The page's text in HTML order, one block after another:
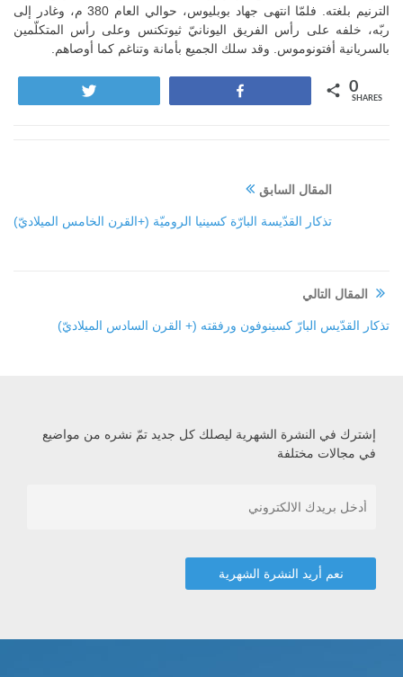
الترنيم بلغته. فلمّا انتهى جهاد بوبليوس، حوالي العام 380 م، وغادر إلى
ربّه، خلفه على رأس الفريق اليونانيّ ثيوتكنس وعلى رأس المتكلّمين
بالسريانية أفتونوموس. وقد سلك الجميع بأمانة وتناغم كما أوصاهم.
0
SHARES
المقال السابق
تذكار القدّيسة البارّة كسينيا الروميّة (+القرن الخامس الميلاديّ)
المقال التالي
تذكار القدّيس البارّ كسينوفون ورفقته (+ القرن السادس الميلاديّ)
إشترك في النشرة الشهرية ليصلك كل جديد تمّ نشره من مواضيع
في مجالات مختلفة